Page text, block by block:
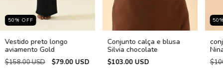
50% OFF
Vestido preto longo
aviamento Gold
$158.00 USD $79.00 USD
Conjunto calça e blusa
Silvia chocolate
$103.00 USD
50